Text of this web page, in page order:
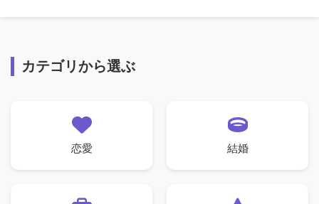
カテゴリから選ぶ
恋愛 結婚